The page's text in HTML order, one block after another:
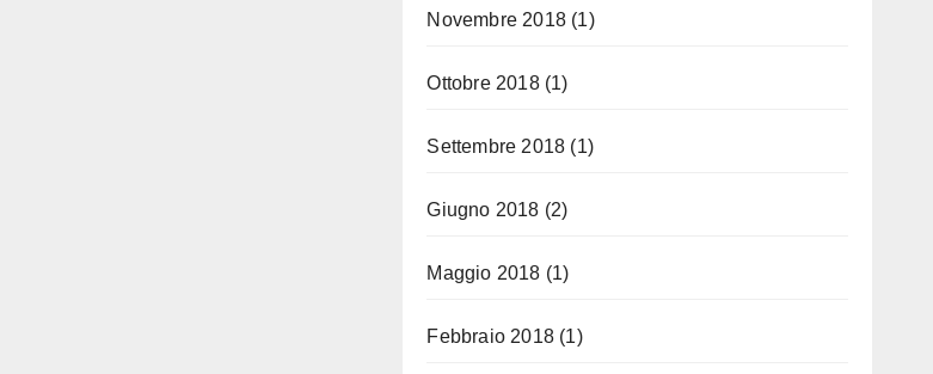
Novembre 2018(1)
Ottobre 2018(1)
Settembre 2018 (1)
Giugno 2018 (2)
Maggio 2018 (1)
Febbraio 2018(1)